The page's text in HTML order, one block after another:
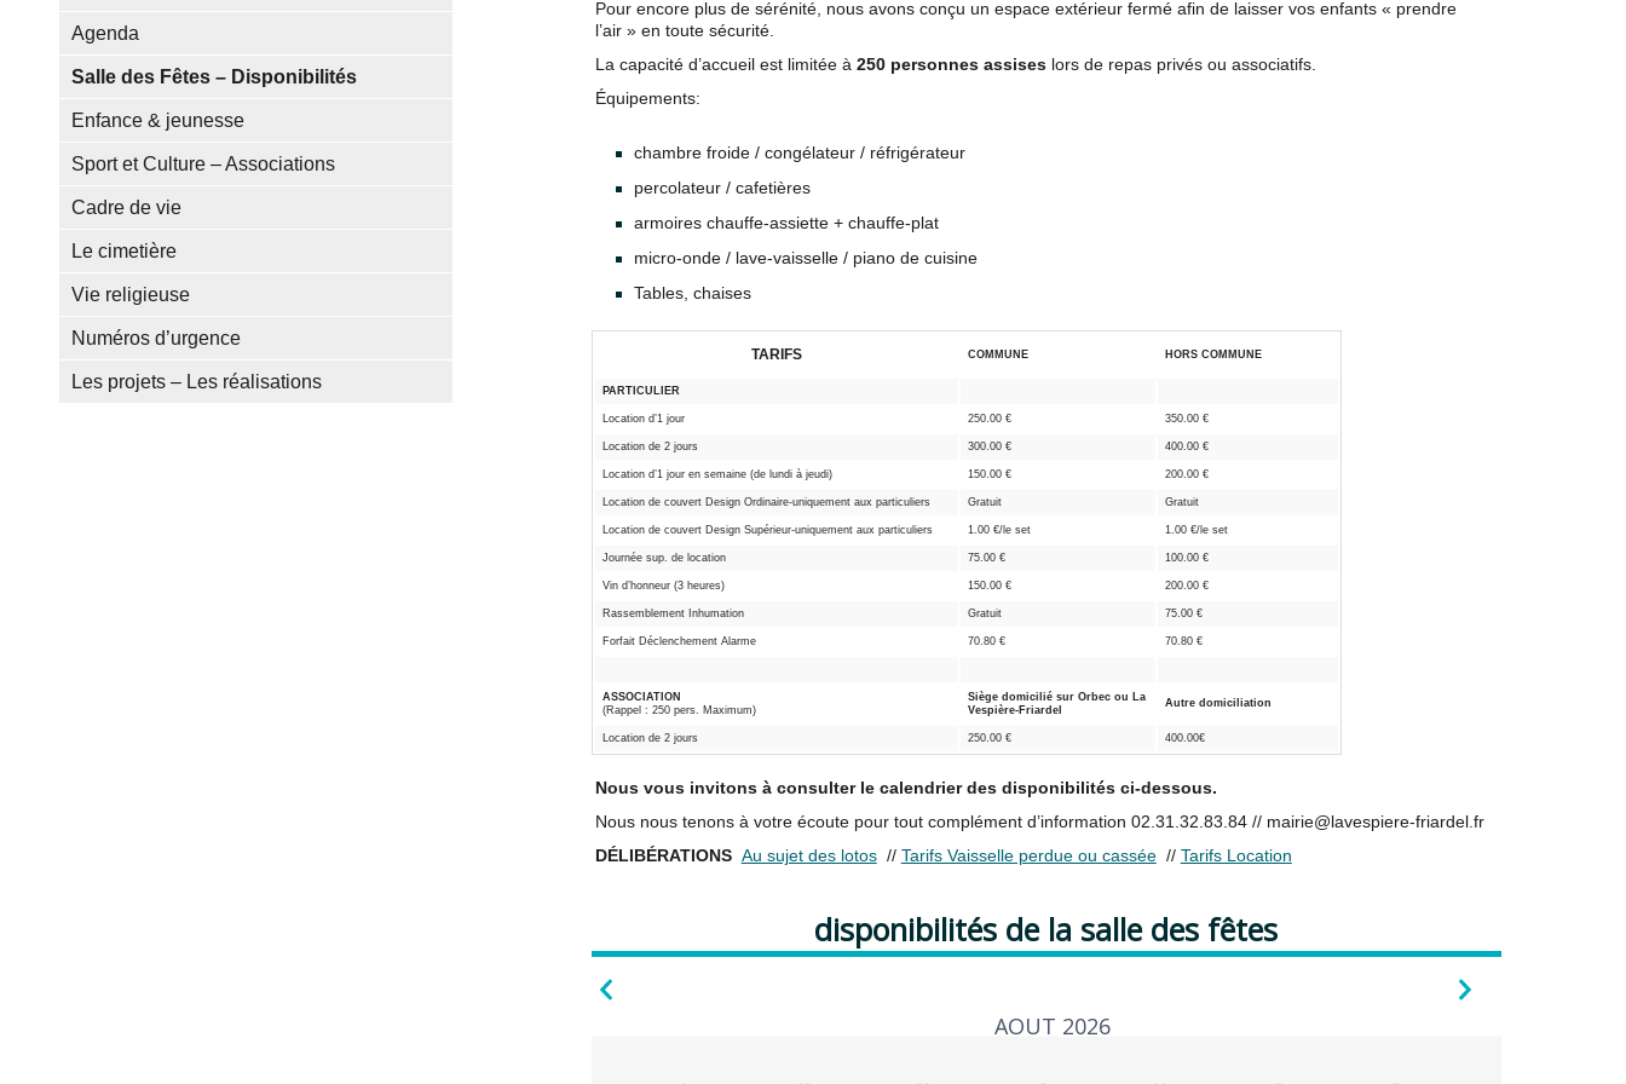
Agenda
Salle des Fêtes – Disponibilités
Enfance & jeunesse
Sport et Culture – Associations
Cadre de vie
Le cimetière
Vie religieuse
Numéros d’urgence
Les projets – Les réalisations
Pour encore plus de sérénité, nous avons conçu un espace extérieur fermé afin de laisser vos enfants « prendre
l’air » en toute sécurité.
La capacité d’accueil est limitée à 250 personnes assiseslors de repas privés ou associatifs.
Équipements:
chambre froide / congélateur / réfrigérateur
percolateur / cafetières
armoires chauffe-assiette + chauffe-plat
micro-onde / lave-vaisselle / piano de cuisine
Tables, chaises
TARIFS COMMUNE HORS COMMUNE
PARTICULIER
Location d’1 jour 250.00 € 350.00 €
Location de 2 jours 300.00 € 400.00 €
Location d’1 jour en semaine (de lundi à jeudi) 150.00 € 200.00 €
Location de couvert Design Ordinaire-uniquement aux particuliers Gratuit Gratuit
Location de couvert Design Supérieur-uniquement aux particuliers 1.00 €/le set 1.00 €/le set
Journée sup. de location 75.00 € 100.00 €
Vin d’honneur (3 heures) 150.00 € 200.00 €
Rassemblement Inhumation Gratuit 75.00 €
Forfait Déclenchement Alarme 70.80 € 70.80 €
ASSOCIATION
(Rappel : 250 pers. Maximum)
Siège domicilié sur Orbec ou La
Vespière-Friardel
Autre domiciliation
Location de 2 jours 250.00 € 400.00€
Nous vous invitons à consulter le calendrier des disponibilités ci-dessous.
Nous nous tenons à votre écoute pour tout complément d’information 02.31.32.83.84 // mairie@lavespiere-friardel.fr
DÉLIBÉRATIONS Au sujet des lotos// Tarifs Vaisselle perdue ou cassée// Tarifs Location
disponibilités de la salle des fêtes
AOUT 2026